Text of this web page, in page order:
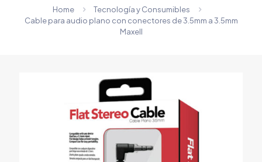
Home
Tecnología y Consumibles
Cable para audio plano con conectores de 3.5mm a 3.5mm
Maxell